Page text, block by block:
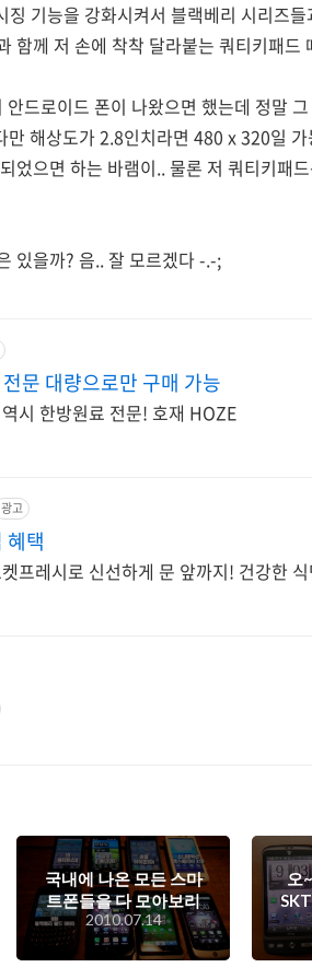
기능을 강화시켜서 블랙베리 시리즈
함께 저 손에 착착 달라붙는 쿼티키패드
드로이드 폰이 나왔으면 했는데 정말
만 해상도가 2.8인치라면 480 x 320일
었으면 하는 바램이.. 물론 저 쿼티키패
있을까? 음.. 잘 모르겠다 -.-;
문 대량으로만 구매 가능
시 한방원료 전문! 호재 HOZE
광고
혜택
프레시로 신선하게 문 앞까지! 건강한
국내에 나온 모든 스마
트폰들을 다 모아보리
라? 염장의 극치, 스마
트폰 사열..
2010.07.14
오
로